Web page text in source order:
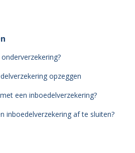
opzeggen
een inboedelverzekering?
inboedelverzekering af te sluiten?